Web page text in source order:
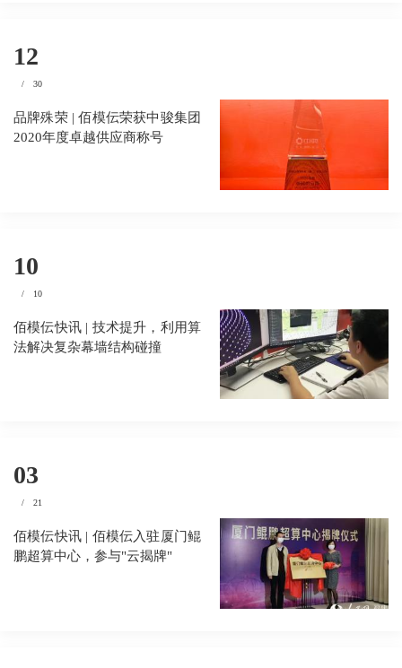
12
/ 30
品牌殊荣 | 佰模伝荣获中骏集团
2020年度卓越供应商称号
10
/ 10
佰模伝快讯 | 技术提升，利用算
法解决复杂幕墙结构碰撞
03
/ 21
佰模伝快讯 | 佰模伝入驻厦门鲲
鹏超算中心，参与"云揭牌"